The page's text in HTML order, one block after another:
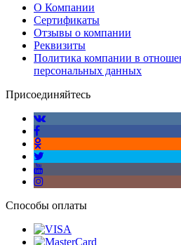
О Компании
Сертификаты
Отзывы о компании
Реквизиты
Политика компании в
персональных данных
Присоединяйтесь
Способы оплаты